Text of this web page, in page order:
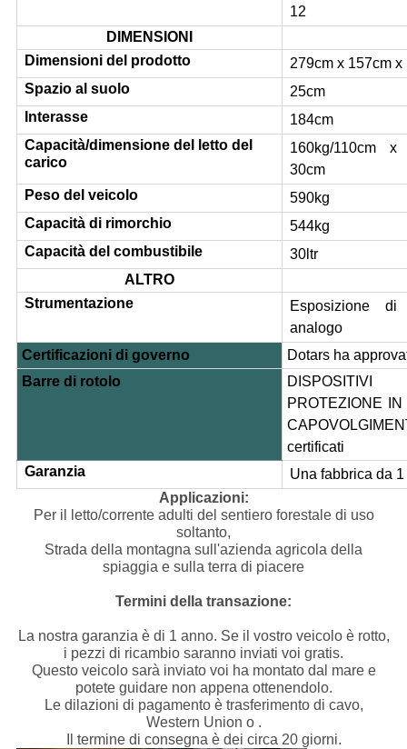
12
DIMENSIONI
Dimensioni del prodotto
279cm x 157cm x
Spazio al suolo
25cm
Interasse
184cm
Capacità/dimensione del letto del
carico
160kg/110cm
30cm
Peso del veicolo
590kg
Capacità di rimorchio
544kg
Capacità del combustibile
30ltr
ALTRO
Strumentazione
Esposizione di
analogo
Certificazioni di governo
Dotars ha
Barre di rotolo
PROTEZIONE
certificati
Garanzia
Una fabbrica da
Applicazioni:
Per il letto/corrente adulti del sentiero forestale di uso
soltanto,
Strada della montagna sull'azienda agricola della
spiaggia e sulla terra di piacere
Termini della transazione:
La nostra garanzia è di 1 anno. Se il vostro veicolo è rotto,
i pezzi di ricambio saranno inviati voi gratis.
Questo veicolo sarà inviato voi ha montato dal mare e
potete guidare non appena ottenendolo.
Le dilazioni di pagamento è trasferimento di cavo,
Western Union o .
Il termine di consegna è dei circa 20 giorni.